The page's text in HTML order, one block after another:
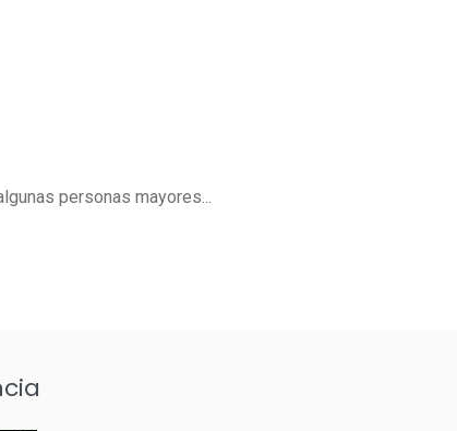
personas mayores...